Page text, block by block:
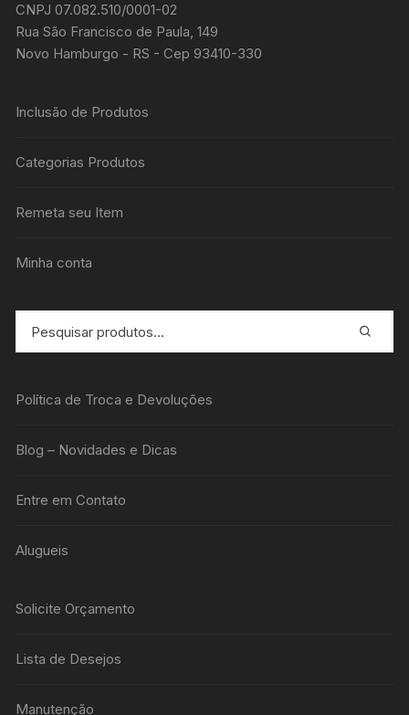
CNPJ 07.082.510/0001-02
Rua São Francisco de Paula, 149
Novo Hamburgo - RS - Cep 93410-330
Inclusão de Produtos
Categorias Produtos
Remeta seu Item
Minha conta
Política de Troca e Devoluções
Blog – Novidades e Dicas
Entre em Contato
Alugueis
Solicite Orçamento
Lista de Desejos
Manutenção